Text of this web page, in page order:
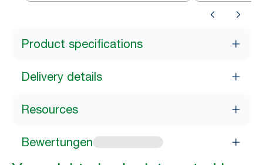
Product specifications
Delivery details
Resources
Bewertungen